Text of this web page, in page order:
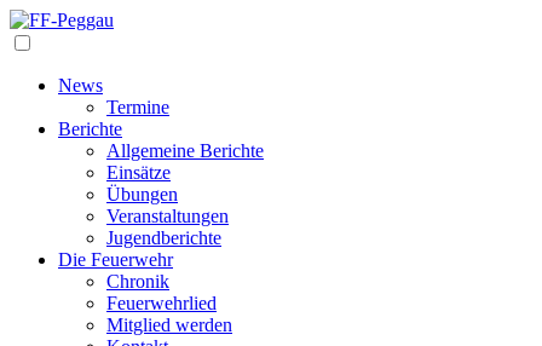
News
Termine
Berichte
Allgemeine Berichte
Einsätze
Übungen
Veranstaltungen
Jugendberichte
Die Feuerwehr
Chronik
Feuerwehrlied
Mitglied werden